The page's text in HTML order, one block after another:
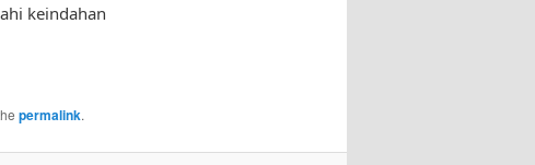
keindahan
permalink.